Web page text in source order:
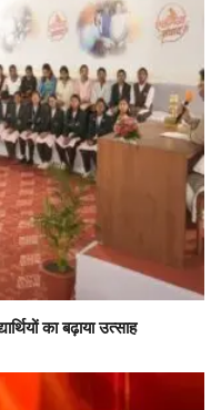
का बढ़ाया उत्साह